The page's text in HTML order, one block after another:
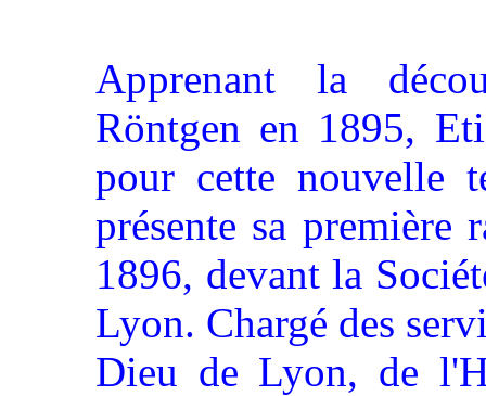
Apprenant la
Röntgen en 1895,
pour cette nouvelle
présente sa première
1896, devant la
Lyon. Chargé des
Dieu de Lyon, de